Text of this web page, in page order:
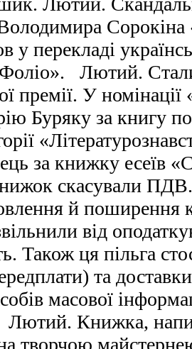
Сорокіна
у перекладі
Лютий.
премії. У
Буряку за книгу
за книжку есеїв
скасували
й поширення
від
Також ця пільга
та
масової
Книжка,
творчою